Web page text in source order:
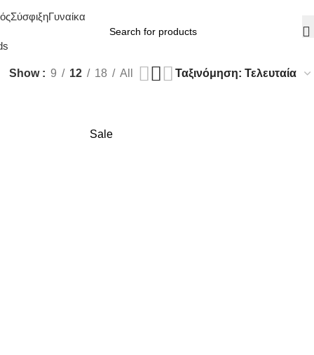
ΣύσφιξηΓυναίκα
Show 9 12 18 All
Sale